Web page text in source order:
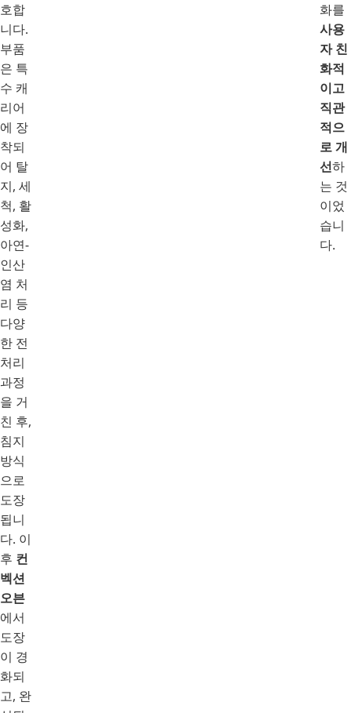
호합
니다.
부품
은 특
수 캐
리어
에 장
착되
어 탈
지, 세
척, 활
성화,
아연-
인산
염 처
리 등
다양
한 전
처리
과정
을 거
친 후,
침지
방식
으로
도장
됩니
다. 이
후 컨
벡션
오븐
에서
도장
이 경
화되
고, 완
화를
사용
자 친
화적
이고
직관
적으
로 개
선하
는 것
이었
습니
다.